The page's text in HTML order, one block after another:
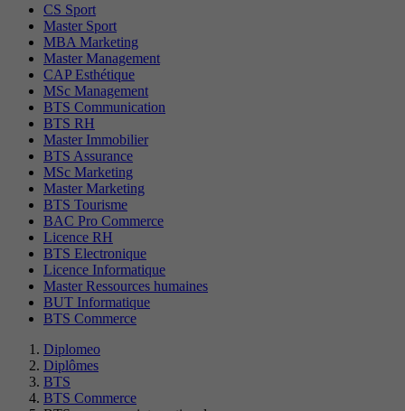
CS Sport
Master Sport
MBA Marketing
Master Management
CAP Esthétique
MSc Management
BTS Communication
BTS RH
Master Immobilier
BTS Assurance
MSc Marketing
Master Marketing
BTS Tourisme
BAC Pro Commerce
Licence RH
BTS Electronique
Licence Informatique
Master Ressources humaines
BUT Informatique
BTS Commerce
Diplomeo
Diplômes
BTS
BTS Commerce